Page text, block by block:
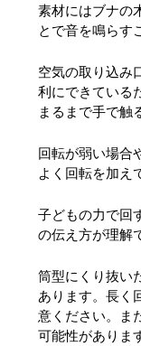
素材にはブナの
とで音を鳴らす
空気の取り込み
利にできている
まるまで手で触
回転が弱い場合
よく回転を加え
子どもの力で回
の伝え方が理解
筒型にくり抜い
あります。長く
意ください。ま
可能性がありま